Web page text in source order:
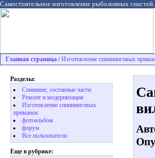
Самостоятельное изготовление рыболовных снастей.
Главная страница / Изготовление спиннинговых
Разделы:
Спиннинг, составные части
Ремонт и модернизация
Изготовление спиннинговых
приманок
фотоальбом
форум
Все пользователи
Еще в рубрике: